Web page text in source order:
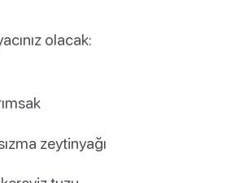
olacak:
zeytinyağı